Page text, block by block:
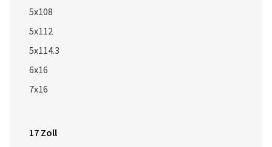
5x108
5x112
5x114.3
6x16
7x16
17 Zoll